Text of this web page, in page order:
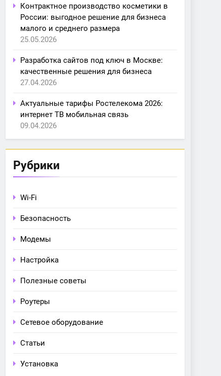
Контрактное производство косметики в
России: выгодное решение для бизнеса
малого и среднего размера
25.05.2026
Разработка сайтов под ключ в Москве:
качественные решения для бизнеса
27.04.2026
Актуальные тарифы Ростелекома 2026:
интернет ТВ мобильная связь
09.04.2026
Рубрики
Wi-Fi
Безопасность
Модемы
Настройка
Полезные советы
Роутеры
Сетевое оборудование
Статьи
Установка